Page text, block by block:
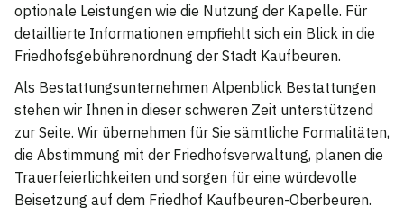
optionale Leistungen wie die Nutzung der Kapelle. Für
detaillierte Informationen empfiehlt sich ein Blick in die
Friedhofsgebührenordnung der Stadt Kaufbeuren.
Als Bestattungsunternehmen Alpenblick Bestattungen
stehen wir Ihnen in dieser schweren Zeit unterstützend
zur Seite. Wir übernehmen für Sie sämtliche Formalitäten,
die Abstimmung mit der Friedhofsverwaltung, planen die
Trauerfeierlichkeiten und sorgen für eine würdevolle
Beisetzung auf dem Friedhof Kaufbeuren-Oberbeuren.